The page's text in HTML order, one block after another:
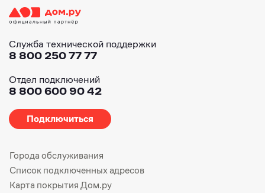
Служба технической поддержки
8 800 250 77 77
Отдел подключений
8 800 600 90 42
Подключиться
Города обслуживания
Список подключенных адресов
Карта покрытия Дом.ру